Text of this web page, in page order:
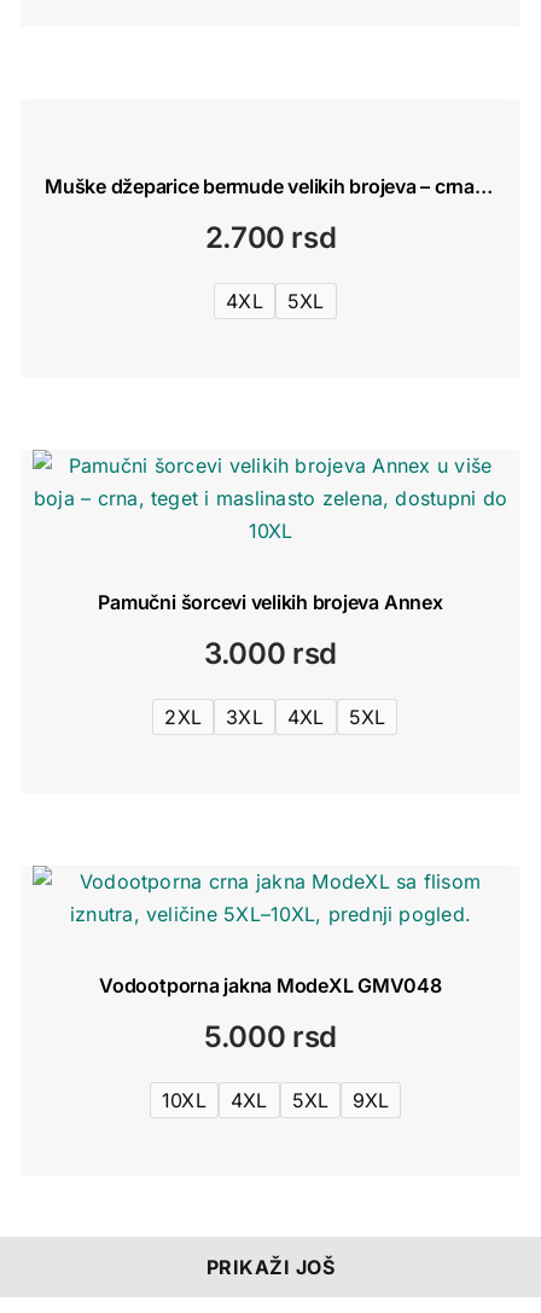
Muške džeparice bermude velikih brojeva – crna i teget
2.700 rsd
4XL 5XL
Pamučni šorcevi velikih brojeva Annex
3.000 rsd
2XL 3XL 4XL 5XL
Vodootporna jakna ModeXL GMV048
5.000 rsd
10XL 4XL 5XL 9XL